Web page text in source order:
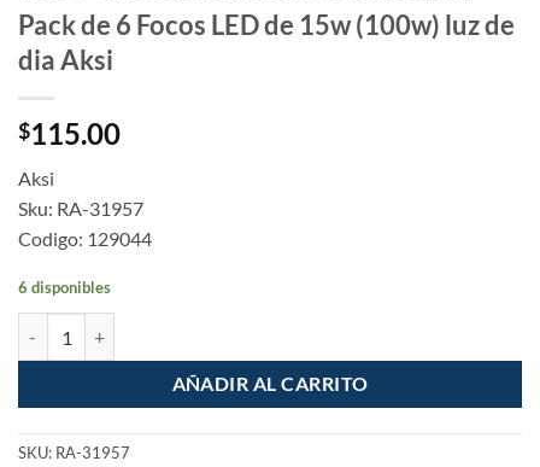
Pack de 6 Focos LED de 15w (100w) luz de
dia Aksi
$115.00
Aksi
Sku: RA-31957
Codigo: 129044
6 disponibles
AÑADIR AL CARRITO
SKU: RA-31957